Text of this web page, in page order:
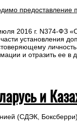
предоставление
2016 г. N374-ФЗ
установления
и отразить ее в
и
(СДЭК,